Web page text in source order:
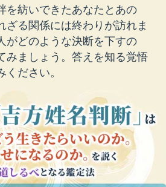
を紡いできたあなたとあの
ざる関係には終わりが訪れま
がどのような決断を下すの
みましょう。答えを知る覚悟
ください。